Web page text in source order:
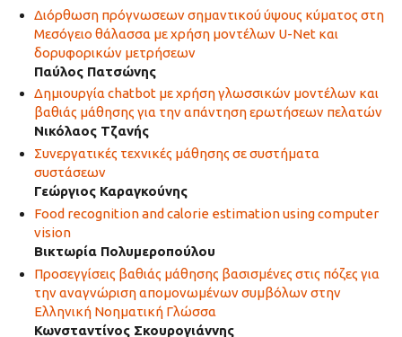
Διόρθωση πρόγνωσεων σημαντικού ύψους κύματος στη
Μεσόγειο θάλασσα με χρήση μοντέλων U-Net και
δορυφορικών μετρήσεων
Παύλος Πατσώνης
Δημιουργία chatbot με χρήση γλωσσικών μοντέλων και
βαθιάς μάθησης για την απάντηση ερωτήσεων πελατών
Νικόλαος Τζανής
Συνεργατικές τεχνικές μάθησης σε συστήματα
συστάσεων
Γεώργιος Καραγκούνης
Food recognition and calorie estimation using computer
vision
Βικτωρία Πολυμεροπούλου
Προσεγγίσεις βαθιάς μάθησης βασισμένες στις πόζες για
την αναγνώριση απομονωμένων συμβόλων στην
Ελληνική Νοηματική Γλώσσα
Κωνσταντίνος Σκουρογιάννης